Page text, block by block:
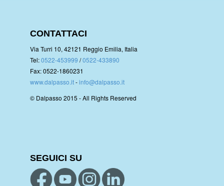
CONTATTACI
Via Turri 10, 42121 Reggio Emilia, Italia
Tel:0522-453999 /0522-433890
Fax: 0522-1860231
www.dalpasso.it-info@dalpasso.it
© Dalpasso 2015 - All Rights Reserved
SEGUICI SU